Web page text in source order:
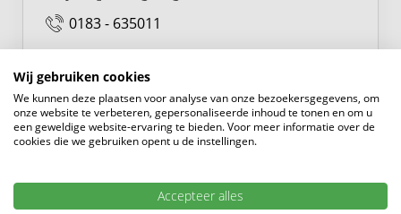
tieners of logees.
Tuin & buitenruimte
De onderhoudsvriendelijke achtertuin ligt heerlijk op
het westen en geniet de hele middag en avond van de
zon. De volledig bestraatte tuin biedt diverse plekken
overkapping maakt het helemaal af, een perfecte plek
0183 - 635011
Wij gebruiken cookies
We kunnen deze plaatsen voor analyse van onze bezoekersgegevens, om
onze website te verbeteren, gepersonaliseerde inhoud te tonen en om u
een geweldige website-ervaring te bieden. Voor meer informatie over de
cookies die we gebruiken opent u de instellingen.
Accepteer alles